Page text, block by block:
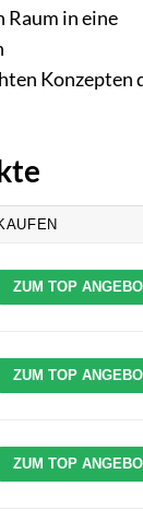
Raum in eine
Konzepten
ZUM TOP
ZUM TOP
ZUM TOP